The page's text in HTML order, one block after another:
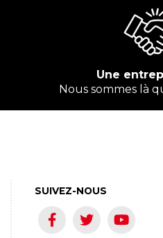
Une
Nous sommes là
SUIVEZ-NOUS